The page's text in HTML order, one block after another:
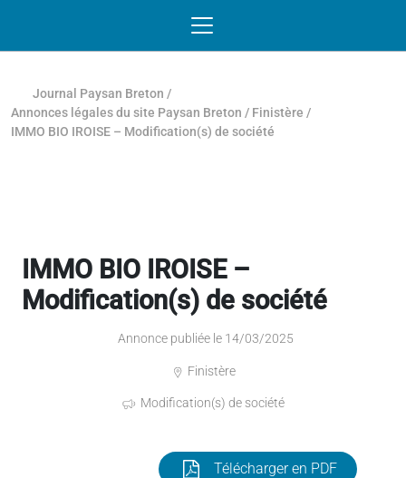
Journal Paysan Breton /
Annonces légales du site Paysan Breton / Finistère /
IMMO BIO IROISE – Modification(s) de société
IMMO BIO IROISE –
Modification(s) de société
Annonce publiée le 14/03/2025
Finistère
Modification(s) de société
Télécharger en PDF